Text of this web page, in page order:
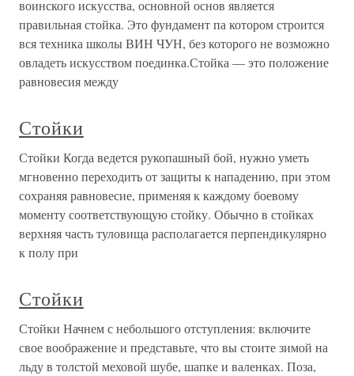
воинского искусства, основной основ является
правильная стойка. Это фундамент па котором строится
вся техника школы ВИН ЧУН, без которого не возможно
овладеть искусством поединка.Стойка — это положение
равновесия между
Стойки
Стойки Когда ведется рукопашный бой, нужно уметь
мгновенно переходить от защиты к нападению, при этом
сохраняя равновесие, применяя к каждому боевому
моменту соответствующую стойку. Обычно в стойках
верхняя часть туловища располагается перпендикулярно
к полу при
Стойки
Стойки Начнем с небольшого отступления: включите
свое воображение и представьте, что вы стоите зимой на
льду в толстой меховой шубе, шапке и валенках. Поза,